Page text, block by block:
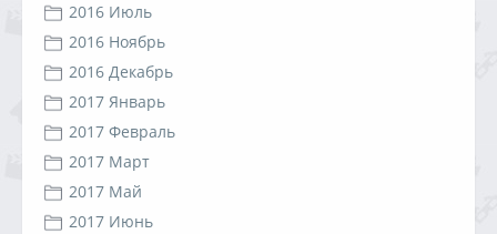
2016 Июль
2016 Ноябрь
2016 Декабрь
2017 Январь
2017 Февраль
2017 Март
2017 Май
2017 Июнь